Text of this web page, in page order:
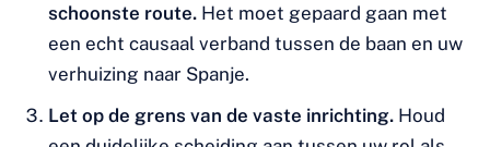
schoonste route. Het moet gepaard gaan met
een echt causaal verband tussen de baan en uw
verhuizing naar Spanje.
Let op de grens van de vaste inrichting. Houd